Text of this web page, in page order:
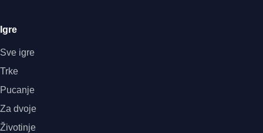
Igre
Sve igre
Trke
Pucanje
Za dvoje
Životinje